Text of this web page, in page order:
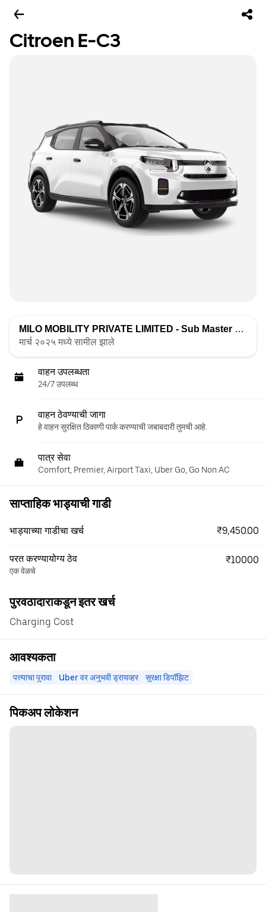
Citroen E-C3
MILO MOBILITY PRIVATE LIMITED - Sub Master
मार्च २०२५ मध्ये सामील झाले
वाहन उपलब्धता
24/7 उपलब्ध
वाहन ठेवण्याची जागा
हे वाहन सुरक्षित ठिकाणी पार्क करण्याची जबाबदारी तुमची आहे.
पात्र सेवा
Comfort, Premier, Airport Taxi, Uber Go, Go Non AC
साप्ताहिक भाड्याची गाडी
भाड्याच्या गाडीचा खर्च ₹9,450.00
परत करण्यायोग्य ठेव
एक वेळचे
₹10000
पुरवठादाराकडून इतर खर्च
Charging Cost
आवश्यकता
पत्त्याचा पुरावा Uber वर अनुभवी ड्रायव्हर सुरक्षा डिपॉझिट
पिकअप लोकेशन